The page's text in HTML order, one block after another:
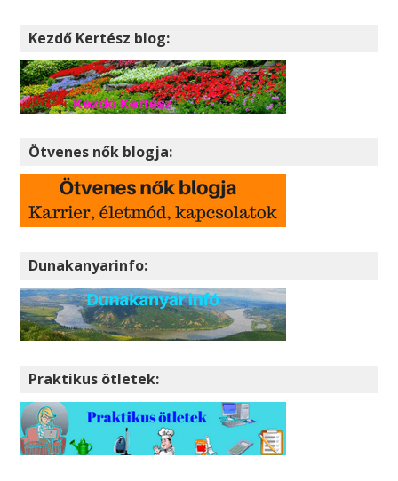
Kezdő Kertész blog:
Ötvenes nők blogja:
Dunakanyarinfo:
Praktikus ötletek: